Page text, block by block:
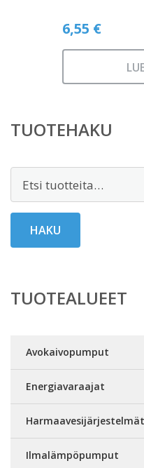
6,55 €
TUOTEHAKU
Etsi:
HAKU
TUOTEALUEET
Avokaivopumput
Energiavaraajat
Harmaavesijärjestelmät
Ilmalämpöpumput